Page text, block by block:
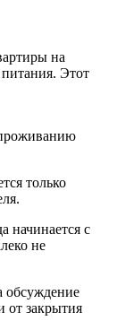
на
Этот
только
начинается с
не
обсуждение
от закрытия